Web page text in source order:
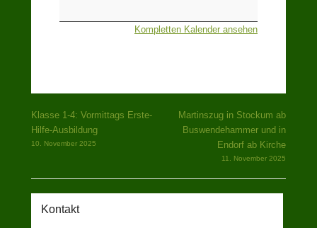
Kompletten Kalender ansehen
Beitragsnavigation
Klasse 1-4: Vormittags Erste-
Hilfe-Ausbildung
10. November 2025
Martinszug in Stockum ab
Buswendehammer und in
Endorf ab Kirche
11. November 2025
Kontakt